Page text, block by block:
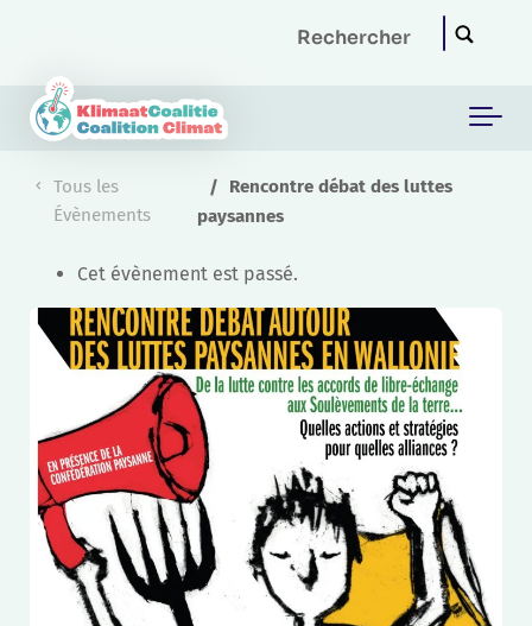
Tous les
Évènements
Rencontre débat des luttes
paysannes
Cet évènement est passé.